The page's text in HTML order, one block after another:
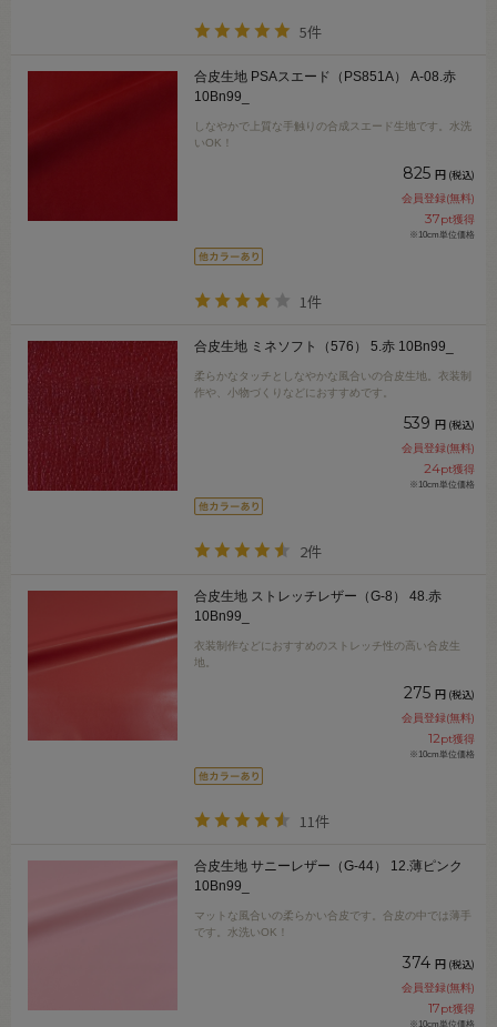
5件
合皮生地 PSAスエード（PS851A） A-08.赤
10Bn99_
しなやかで上質な手触りの合成スエード生地です。水洗
いOK！
825 円 (税込)
会員登録(無料)
37pt獲得
※10cm単位価格
1件
合皮生地 ミネソフト（576） 5.赤 10Bn99_
柔らかなタッチとしなやかな風合いの合皮生地。衣装制
作や、小物づくりなどにおすすめです。
539 円 (税込)
会員登録(無料)
24pt獲得
※10cm単位価格
2件
合皮生地 ストレッチレザー（G-8） 48.赤
10Bn99_
衣装制作などにおすすめのストレッチ性の高い合皮生
地。
275 円 (税込)
会員登録(無料)
12pt獲得
※10cm単位価格
11件
合皮生地 サニーレザー（G-44） 12.薄ピンク
10Bn99_
マットな風合いの柔らかい合皮です。合皮の中では薄手
です。水洗いOK！
374 円 (税込)
会員登録(無料)
17pt獲得
※10cm単位価格